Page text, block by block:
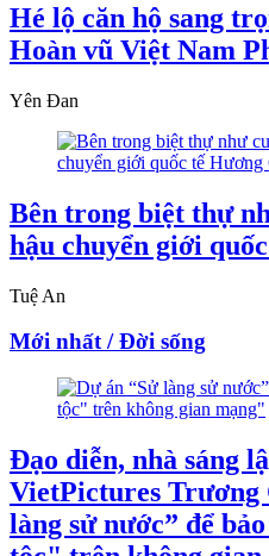
Hé lộ căn hộ sang
Hoàn vũ Việt Nam
Yên Đan
Bên trong biệt thự
hậu chuyển giới
Tuệ An
Mới nhất / Đời sống
Đạo diễn, nhà sáng
VietPictures Trương
làng sử nước” để